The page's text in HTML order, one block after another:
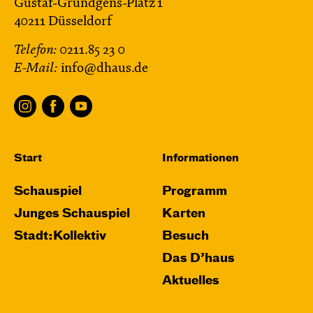
Gustaf-Gründgens-Platz 1
40211 Düsseldorf
Telefon: 0211.85 23 0
E-Mail: info@dhaus.de
Start
Schauspiel
Junges Schauspiel
Stadt:Kollektiv
Informationen
Programm
Karten
Besuch
Das D’haus
Aktuelles